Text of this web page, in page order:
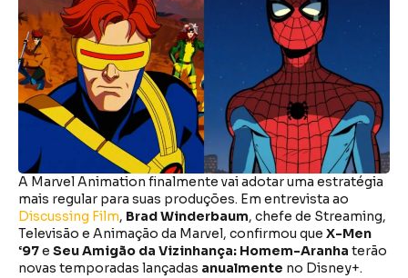
A Marvel Animation finalmente vai adotar uma estratégia
mais regular para suas produções. Em entrevista ao
Discussing Film, Brad Winderbaum, chefe de Streaming,
Televisão e Animação da Marvel, confirmou que X-Men
‘97e Seu Amigão da Vizinhança: Homem-Aranha terão
novas temporadas lançadas anualmente no Disney+.